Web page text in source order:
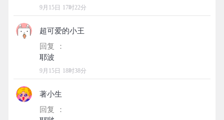
9月15日 17时22分
超可爱的小王
回复 ：
9月15日 18时38分
著小生
回复 ：